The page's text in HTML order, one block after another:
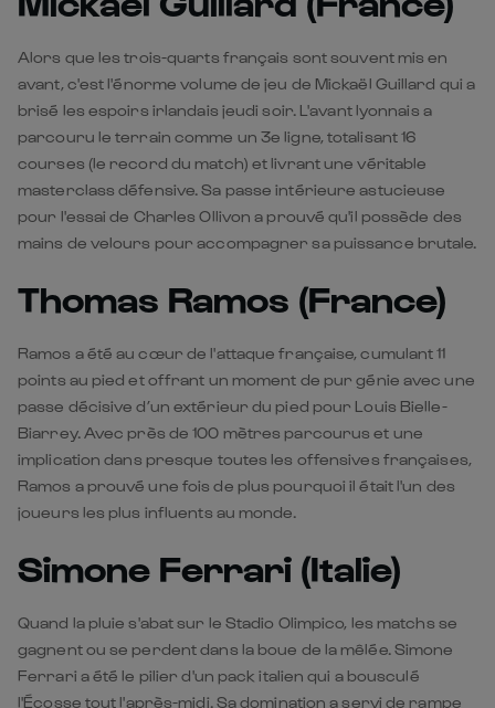
Alors que les trois-quarts français sont souvent mis en
avant, c'est l'énorme volume de jeu de Mickaël Guillard qui a
brisé les espoirs irlandais jeudi soir. L'avant lyonnais a
parcouru le terrain comme un 3e ligne, totalisant 16
courses (le record du match) et livrant une véritable
masterclass défensive. Sa passe intérieure astucieuse
pour l'essai de Charles Ollivon a prouvé qu'il possède des
mains de velours pour accompagner sa puissance brutale.
Thomas Ramos (France)
Ramos a été au cœur de l'attaque française, cumulant 11
points au pied et offrant un moment de pur génie avec une
passe décisive d’un extérieur du pied pour Louis Bielle-
Biarrey. Avec près de 100 mètres parcourus et une
implication dans presque toutes les offensives françaises,
Ramos a prouvé une fois de plus pourquoi il était l'un des
joueurs les plus influents au monde.
Simone Ferrari (Italie)
Quand la pluie s'abat sur le Stadio Olimpico, les matchs se
gagnent ou se perdent dans la boue de la mêlée. Simone
Ferrari a été le pilier d'un pack italien qui a bousculé
l'Écosse tout l'après-midi. Sa domination a servi de rampe